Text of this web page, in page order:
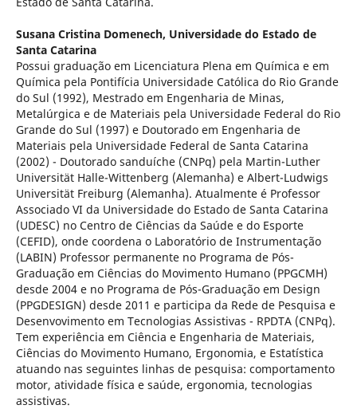
Susana Cristina Domenech, Universidade do Estado de
Santa Catarina
Possui graduação em Licenciatura Plena em Química e em
Química pela Pontifícia Universidade Católica do Rio Grande
do Sul (1992), Mestrado em Engenharia de Minas,
Metalúrgica e de Materiais pela Universidade Federal do Rio
Grande do Sul (1997) e Doutorado em Engenharia de
Materiais pela Universidade Federal de Santa Catarina
(2002) - Doutorado sanduíche (CNPq) pela Martin-Luther
Universität Halle-Wittenberg (Alemanha) e Albert-Ludwigs
Universität Freiburg (Alemanha). Atualmente é Professor
Associado VI da Universidade do Estado de Santa Catarina
(UDESC) no Centro de Ciências da Saúde e do Esporte
(CEFID), onde coordena o Laboratório de Instrumentação
(LABIN) Professor permanente no Programa de Pós-
Graduação em Ciências do Movimento Humano (PPGCMH)
desde 2004 e no Programa de Pós-Graduação em Design
(PPGDESIGN) desde 2011 e participa da Rede de Pesquisa e
Desenvovimento em Tecnologias Assistivas - RPDTA (CNPq).
Tem experiência em Ciência e Engenharia de Materiais,
Ciências do Movimento Humano, Ergonomia, e Estatística
atuando nas seguintes linhas de pesquisa: comportamento
motor, atividade física e saúde, ergonomia, tecnologias
assistivas.